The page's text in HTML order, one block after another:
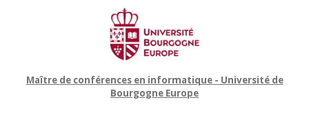
Maître de conférences en informatique - Université de
Bourgogne Europe